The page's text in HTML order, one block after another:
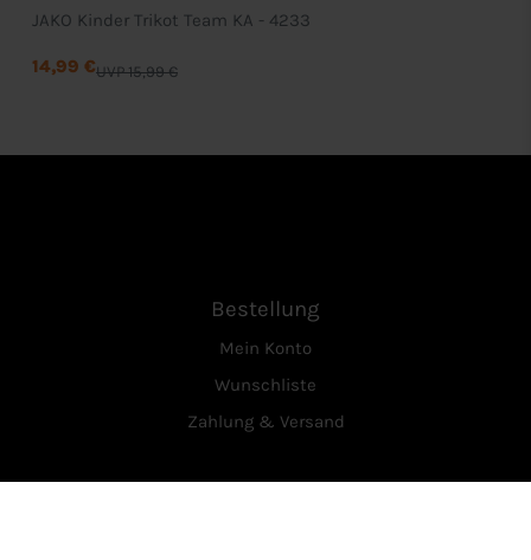
JAKO Kinder Trikot Team KA - 4233
UVP 15,99 €
14,99 €
Bestellung
Mein Konto
Wunschliste
Zahlung & Versand